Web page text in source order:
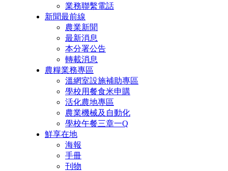
業務聯繫電話
新聞最前線
農業新聞
最新消息
本分署公告
轉載消息
農糧業務專區
溫網室設施補助專區
學校用餐食米申購
活化農地專區
農業機械及自動化
學校午餐三章一Q
鮮享在地
海報
手冊
刊物